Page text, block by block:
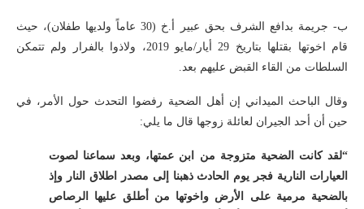
ب- جريمة بدافع الشرف بحق عبير أ.خ (30 عاماً ولديها طفلان)، حيث
قام اخوتها بقتلها بتاريخ 29 أيار/مايو 2019، ولاذوا بالفرار ولم تتمكن
السلطات من القاء القبض عليهم بعد.
وقال الباحث الميداني إن أهل الضحية رفضوا التحدث حول الأمر، في
حين أن أحد الجيران لعائلة زوجها قال ما يلي:
“لقد كانت الضحية متزوجة من ابن عمتها، وبعد سماعنا لصوت
العيارات النارية فجر يوم الحادث ذهبنا إلى مصدر اطلاق النار وإذ
بالضحية مرمية على الأرض واخوتها من أطلق عليها الرصاص